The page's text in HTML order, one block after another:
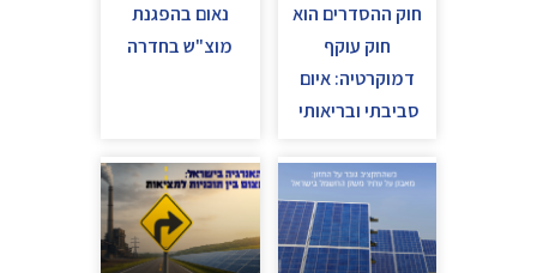
חוק ההסדרים הוא
חוק עוקף
דמוקרטיה: איום
סביבתי ובריאותי
נאום בהפגנת
מוצ"ש בחדרה